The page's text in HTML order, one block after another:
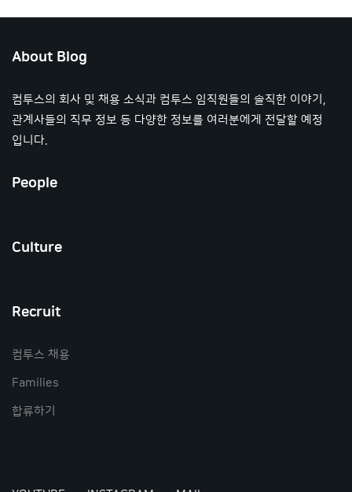
About Blog
컴투스의 회사 및 채용 소식과 컴투스 임직원들의 솔직한 이야기,
관계사들의 직무 정보 등 다양한 정보를 여러분에게 전달할 예정
입니다.
People
Culture
Recruit
컴투스 채용
Families
합류하기